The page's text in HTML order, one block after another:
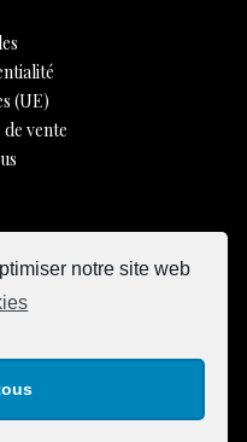
notre site web
(UE)
vente